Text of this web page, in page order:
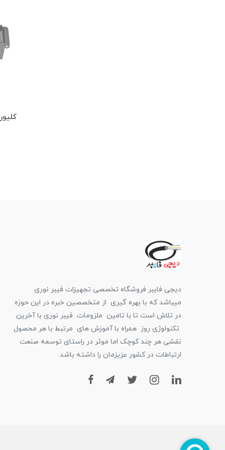
دیجی فایبر فروشگاه تخصصی تجهیزات فیبر نوری
میباشد که با بهره گیری از متخصصین خبره در این حوزه
در تلاش است تا با تامین ملزومات فیبر نوری با آخرین
تکنولوژی روز همراه با آموزش های مرتبط با هر محصول
نقشی هر چند کوچک اما موثر در راستای توسعه صنعت
ارتباطات در کشور عزیزمان را داشته باشد.